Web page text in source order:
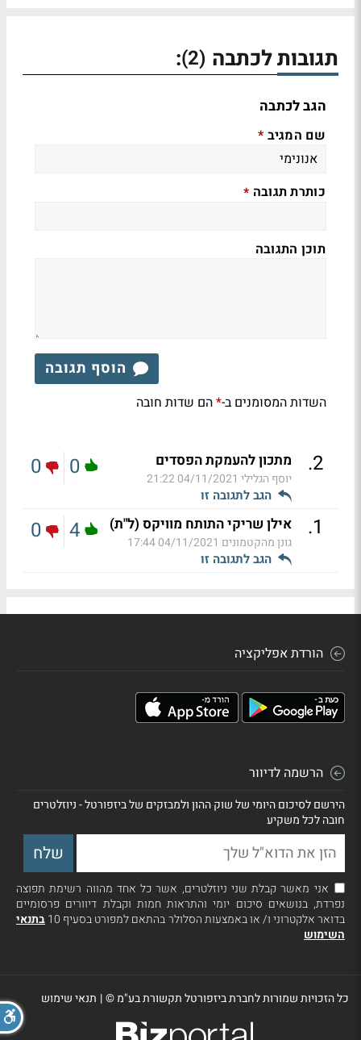
תגובות לכתבה (2)
:
הגב לכתבה
שם המגיב *
כותרת תגובה *
תוכן התגובה
הוסף תגובה
השדות המסומנים ב-*הם שדות חובה
2
. מתכון להעמקת הפסדים
יוסף הגלילי 04/11/2021 21:22
הגב לתגובה זו
0
0
1
. אילן שריקי התותח מוויקס (ל"ת)
גונן מהקטמונים 04/11/2021 17:44
הגב לתגובה זו
4
0
הורדת אפליקציה
הרשמה לדיוור
הירשם לסיכום היומי של שוק ההון ולמבזקים של ביזפורטל - ניוזלטרים
חובה לכל משקיע
אני מאשר קבלת שני ניוזלטרים, אשר כל אחד מהווה רשימת תפוצה
נפרדת, בנושאים סיכום יומי והתראות חמות וקבלת דיוורים פרסומיים
בדואר אלקטרוני ו/ או באמצעות הסלולר בהתאם למפורט בסעיף 10
בתנאי
השימוש
כל הזכויות שמורות לחברת ביזפורטל תקשורת בע"מ ©| תנאי שימוש